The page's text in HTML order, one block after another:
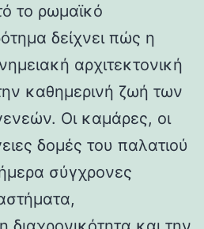
το ρωμαϊκό
δείχνει πώς η
αρχιτεκτονική
καθημερινή ζωή των
Οι καμάρες, οι
δομές του παλατιού
σύγχρονες